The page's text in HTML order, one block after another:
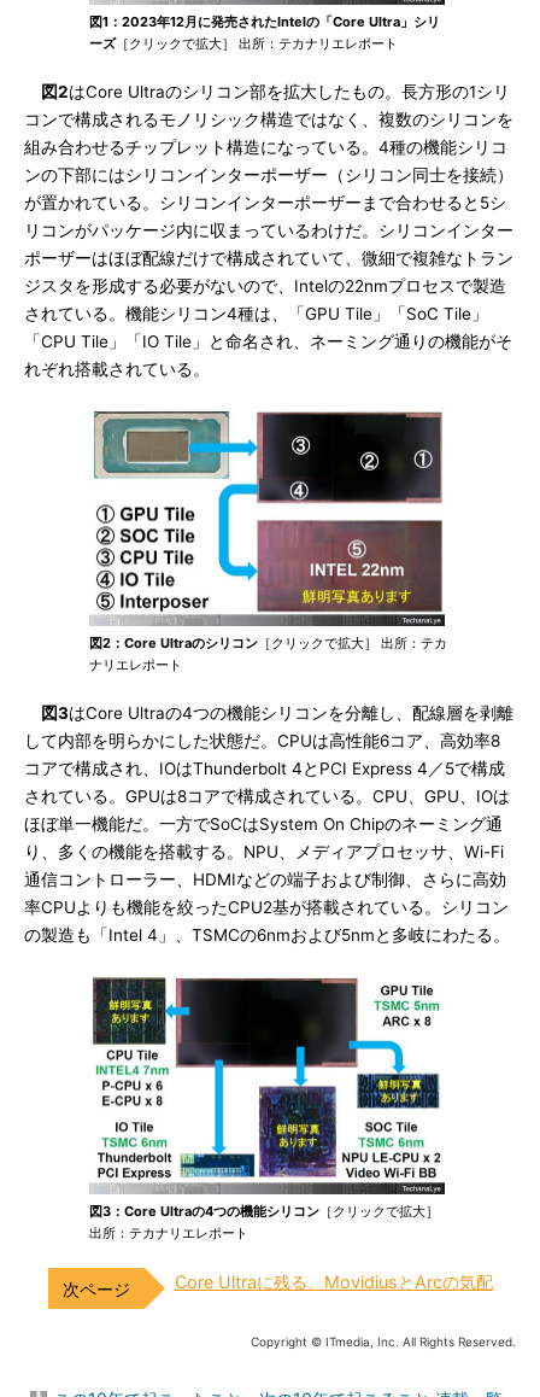
図1：2023年12月に発売されたIntelの「Core Ultra」シリ
ーズ［クリックで拡大］ 出所：テカナリエレポート
図2はCore Ultraのシリコン部を拡大したもの。長方形の1シリ
コンで構成されるモノリシック構造ではなく、複数のシリコンを
組み合わせるチップレット構造になっている。4種の機能シリコ
ンの下部にはシリコンインターポーザー（シリコン同士を接続）
が置かれている。シリコンインターポーザーまで合わせると5シ
リコンがパッケージ内に収まっているわけだ。シリコンインター
ポーザーはほぼ配線だけで構成されていて、微細で複雑なトラン
ジスタを形成する必要がないので、Intelの22nmプロセスで製造
されている。機能シリコン4種は、「GPU Tile」「SoC Tile」
「CPU Tile」「IO Tile」と命名され、ネーミング通りの機能がそ
れぞれ搭載されている。
図2：Core Ultraのシリコン ［クリックで拡大］ 出所：テカ
ナリエレポート
図3はCore Ultraの4つの機能シリコンを分離し、配線層を剥離
して内部を明らかにした状態だ。CPUは高性能6コア、高効率8
コアで構成され、IOはThunderbolt 4とPCI Express 4／5で構成
されている。GPUは8コアで構成されている。CPU、GPU、IOは
ほぼ単一機能だ。一方でSoCはSystem On Chipのネーミング通
り、多くの機能を搭載する。NPU、メディアプロセッサ、Wi-Fi
通信コントローラー、HDMIなどの端子および制御、さらに高効
率CPUよりも機能を絞ったCPU2基が搭載されている。シリコン
の製造も「Intel 4」、TSMCの6nmおよび5nmと多岐にわたる。
図3：Core Ultraの4つの機能シリコン ［クリックで拡大］
出所：テカナリエレポート
Core Ultraに残る、MovidiusとArcの気配
Copyright © ITmedia, Inc. All Rights Reserved.